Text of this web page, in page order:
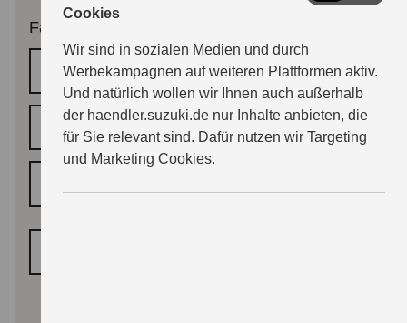
Cookies
Wir sind in sozialen Medien und durch
Werbekampagnen auf weiteren Plattformen aktiv.
Und natürlich wollen wir Ihnen auch außerhalb
der haendler.suzuki.de nur Inhalte anbieten, die
für Sie relevant sind. Dafür nutzen wir Targeting
und Marketing Cookies.
Fahrzeugdaten
HSN/TSN